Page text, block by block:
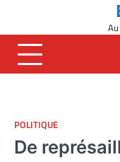
content
POLITIQUE
De